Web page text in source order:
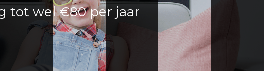
tot wel €80 per jaar